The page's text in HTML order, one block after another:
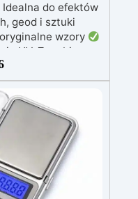
do efektów
geod i sztuki
wzory
UV: Zapobiega
kolory przez
do wysokiej
błyszczące i
Błyszcząca,
i
Bezpieczna po
ochronnych,
Przekształca
sztuki